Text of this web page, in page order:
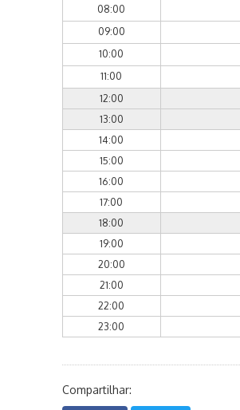
08:00
09:00
10:00
11:00
12:00
13:00
14:00
15:00
16:00
17:00
18:00
19:00
20:00
21:00
22:00
23:00
Compartilhar: